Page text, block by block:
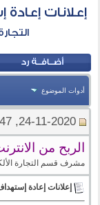
إعلانات
أدوات الموضوع
24-11-2020, 06:47 AM
الربح من
مشرف قسم التجارة
إعلانات إعادة